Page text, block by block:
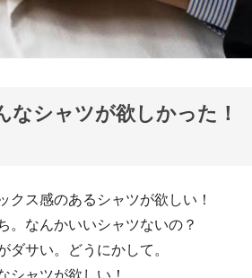
なシャツが欲しかった！
クス感のあるシャツが欲しい！
。なんかいいシャツないの？
ダサい。どうにかして。
シャツが欲しい！